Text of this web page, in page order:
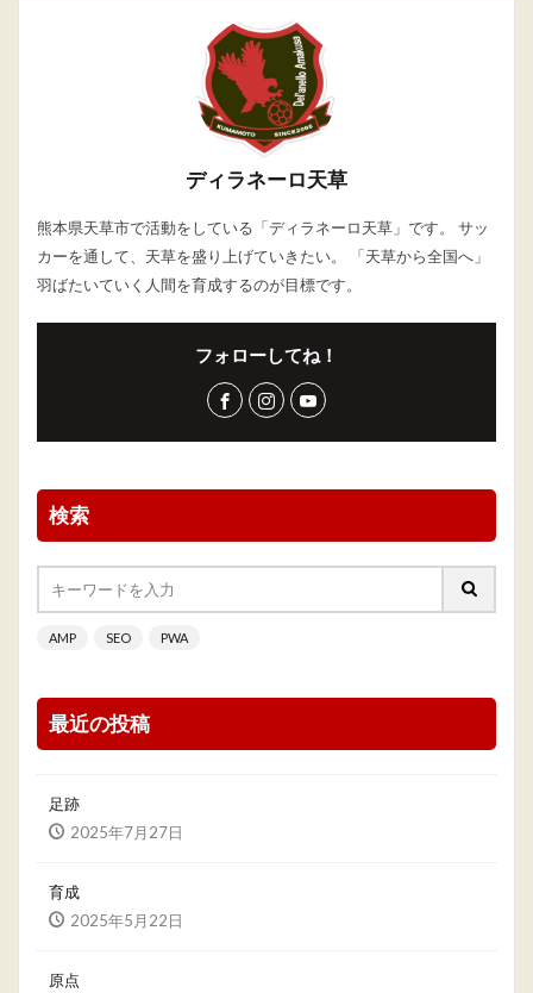
ディラネーロ天草
熊本県天草市で活動をしている「ディラネーロ天草」です。 サッ
カーを通して、天草を盛り上げていきたい。 「天草から全国へ」
羽ばたいていく人間を育成するのが目標です。
フォローしてね！
検索
AMP SEO PWA
最近の投稿
足跡
2025年7月27日
育成
2025年5月22日
原点